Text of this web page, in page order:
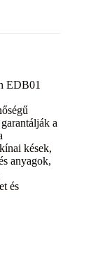
EDB01
a
kések,
anyagok,
és